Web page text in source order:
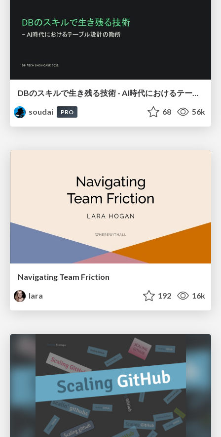
soudai
PRO 68 56k
Navigating Team Friction
lara
192 16k